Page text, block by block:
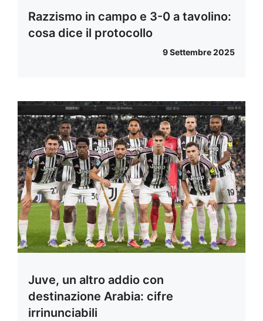
Razzismo in campo e 3-0 a tavolino:
cosa dice il protocollo
9 Settembre 2025
Juve, un altro addio con
destinazione Arabia: cifre
irrinunciabili